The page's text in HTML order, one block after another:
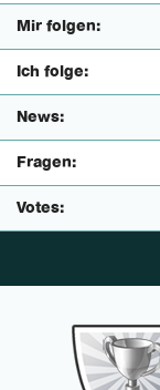
Mir folgen:
Ich folge:
News:
Fragen:
Votes: